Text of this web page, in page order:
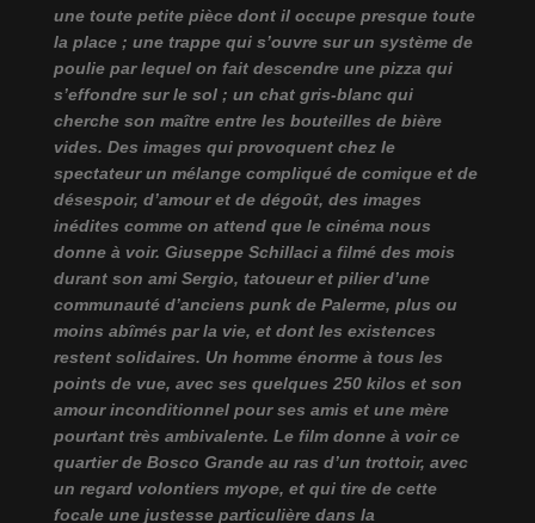
une toute petite pièce dont il occupe presque toute
la place ; une trappe qui s’ouvre sur un système de
poulie par lequel on fait descendre une pizza qui
s’effondre sur le sol ; un chat gris-blanc qui
cherche son maître entre les bouteilles de bière
vides. Des images qui provoquent chez le
spectateur un mélange compliqué de comique et de
désespoir, d’amour et de dégoût, des images
inédites comme on attend que le cinéma nous
donne à voir. Giuseppe Schillaci a filmé des mois
durant son ami Sergio, tatoueur et pilier d’une
communauté d’anciens punk de Palerme, plus ou
moins abîmés par la vie, et dont les existences
restent solidaires. Un homme énorme à tous les
points de vue, avec ses quelques 250 kilos et son
amour inconditionnel pour ses amis et une mère
pourtant très ambivalente. Le film donne à voir ce
quartier de Bosco Grande au ras d’un trottoir, avec
un regard volontiers myope, et qui tire de cette
focale une justesse particulière dans la